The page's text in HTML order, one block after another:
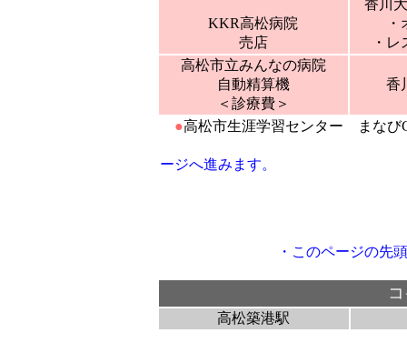
KKR高松病院
売店
香川
・
高松市立みんなの病院
自動精算機
＜診療費＞
香
●高松市生涯学習センター まなび
ージへ進みます。
・ このページの先
高松築港駅